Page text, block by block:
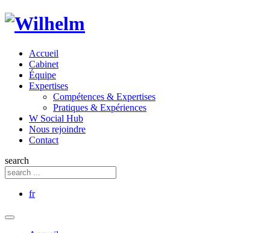
Accueil
Cabinet
Équipe
Expertises
Compétences & Expertises
Pratiques & Expériences
W Social Hub
Nous rejoindre
Contact
search
fr